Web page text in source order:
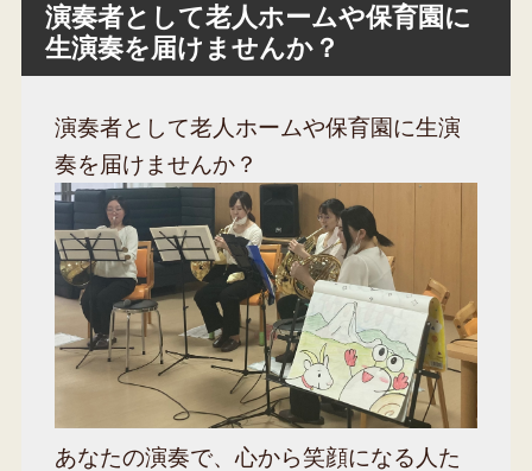
演奏者として老人ホームや保育園に
生演奏を届けませんか？
演奏者として老人ホームや保育園に生演
奏を届けませんか？
あなたの演奏で、心から笑顔になる人た